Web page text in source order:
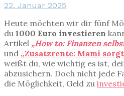
22. Januar 2025
Heute möchten wir dir fünf
du 1000 Euro investieren
Artikel „How to: Finanzen
und „Zusatzrente: Mami
weißt du, wie wichtig es ist,
abzusichern. Doch nicht jede
die Möglichkeit, Geld zu